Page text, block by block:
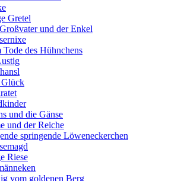
Gretel
und der Enkel
Tode des Hühnchens
und die Gänse
und der Reiche
springende Löweneckerchen
Riese
vom goldenen Berg